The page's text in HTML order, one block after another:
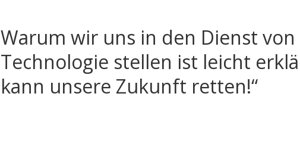
Warum wir uns in den Dienst von
Technologie stellen ist leicht
kann unsere Zukunft retten!“